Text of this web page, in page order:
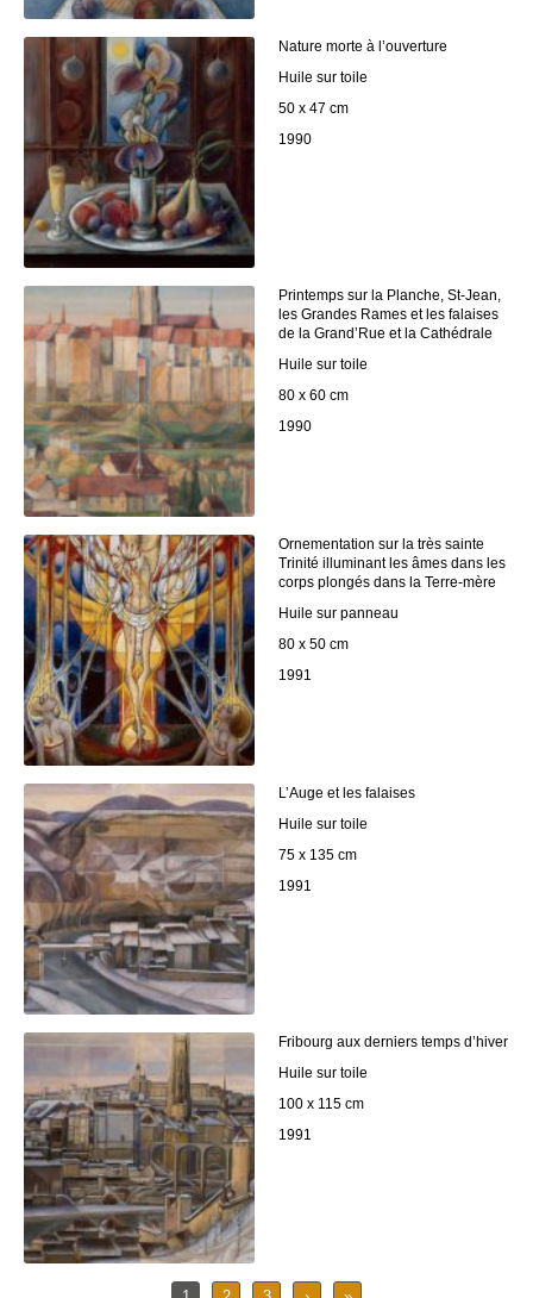
Nature morte à l’ouverture
Huile sur toile
50 x 47 cm
1990
Printemps sur la Planche, St-Jean,
les Grandes Rames et les falaises
de la Grand’Rue et la Cathédrale
Huile sur toile
80 x 60 cm
1990
Ornementation sur la très sainte
Trinité illuminant les âmes dans les
corps plongés dans la Terre-mère
Huile sur panneau
80 x 50 cm
1991
L’Auge et les falaises
Huile sur toile
75 x 135 cm
1991
Fribourg aux derniers temps d’hiver
Huile sur toile
100 x 115 cm
1991